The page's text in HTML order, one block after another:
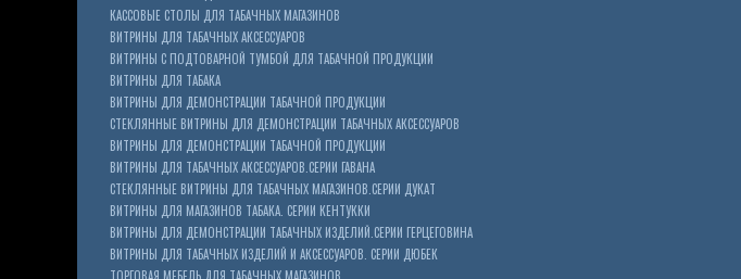
КАССОВЫЕ СТОЛЫ ДЛЯ ТАБАЧНЫХ МАГАЗИНОВ
ВИТРИНЫ ДЛЯ ТАБАЧНЫХ АКСЕССУАРОВ
ВИТРИНЫ С ПОДТОВАРНОЙ ТУМБОЙ ДЛЯ ТАБАЧНОЙ ПРОДУКЦИИ
ВИТРИНЫ ДЛЯ ТАБАКА
ВИТРИНЫ ДЛЯ ДЕМОНСТРАЦИИ ТАБАЧНОЙ ПРОДУКЦИИ
СТЕКЛЯННЫЕ ВИТРИНЫ ДЛЯ ДЕМОНСТРАЦИИ ТАБАЧНЫХ АКСЕССУАРОВ
ВИТРИНЫ ДЛЯ ДЕМОНСТРАЦИИ ТАБАЧНОЙ ПРОДУКЦИИ
ВИТРИНЫ ДЛЯ ТАБАЧНЫХ АКСЕССУАРОВ.СЕРИИ ГАВАНА
СТЕКЛЯННЫЕ ВИТРИНЫ ДЛЯ ТАБАЧНЫХ МАГАЗИНОВ.СЕРИИ ДУКАТ
ВИТРИНЫ ДЛЯ МАГАЗИНОВ ТАБАКА. СЕРИИ КЕНТУККИ
ВИТРИНЫ ДЛЯ ДЕМОНСТРАЦИИ ТАБАЧНЫХ ИЗДЕЛИЙ.СЕРИИ ГЕРЦЕГОВИНА
ВИТРИНЫ ДЛЯ ТАБАЧНЫХ ИЗДЕЛИЙ И АКСЕССУАРОВ. СЕРИИ ДЮБЕК